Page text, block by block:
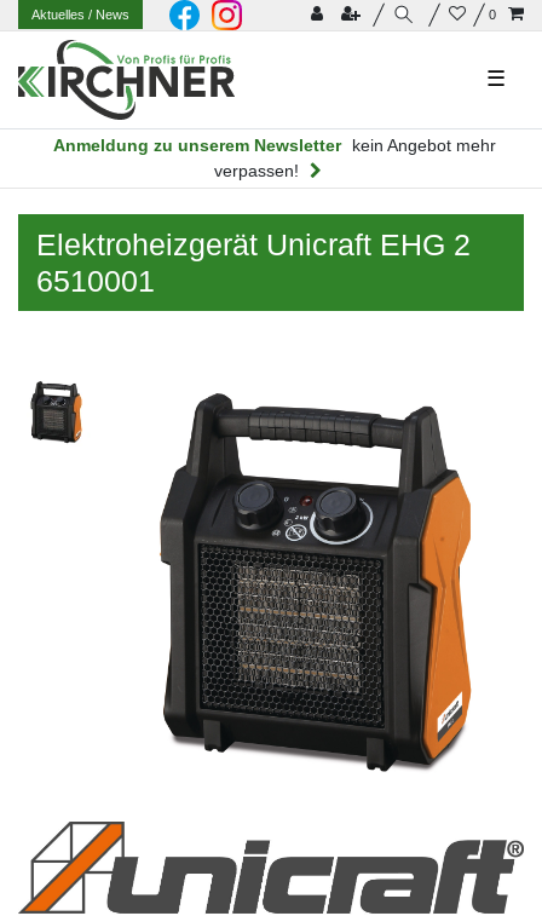
0
Aktuelles/ News
☰
Anmeldung zu unserem Newsletter
kein Angebot mehr
verpassen!
Elektroheizgerät Unicraft EHG 2
6510001